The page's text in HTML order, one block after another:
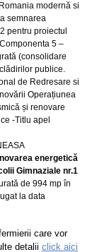
modernă si
semnarea
pentru proiectul
5 –
(consolidare
publice.
de Redresare si
Operațiunea
și renovare
-Titlu apel
energetică
Gimnaziale nr.1
de 994 mp în
la data
care vor
detalii click aici